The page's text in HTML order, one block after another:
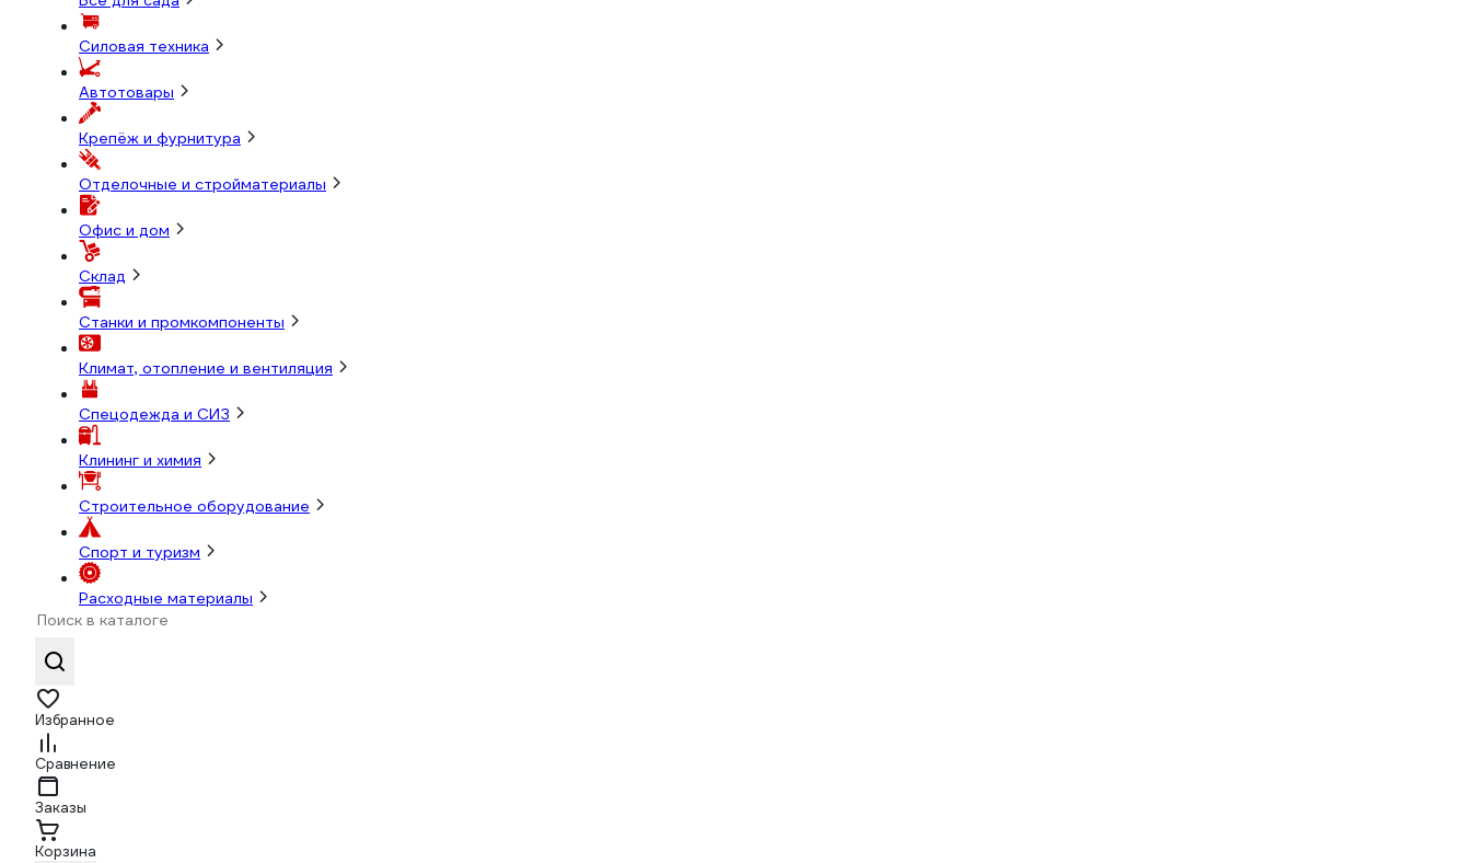
Силовая техника
Автотовары
Крепёж и фурнитура
Отделочные и стройматериалы
Офис и дом
Склад
Станки и промкомпоненты
Климат, отопление и вентиляция
Спецодежда и СИЗ
Клининг и химия
Строительное оборудование
Спорт и туризм
Расходные материалы
Избранное
Сравнение
Заказы
Корзина